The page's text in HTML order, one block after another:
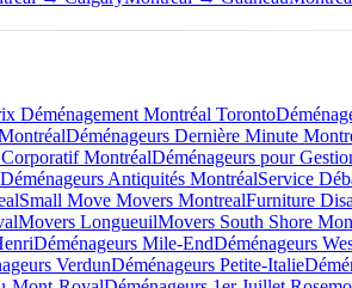
Déménagement Montréal Toronto
Déménageurs Dernière Minute
MontréalDéménageurs pour
Déménageurs Antiquités MontréalService
Small Move Movers MontrealFurniture
Movers LongueuilMovers South Shore
Déménageurs Mile-EndDéménageurs
VerdunDéménageurs Petite-Italie